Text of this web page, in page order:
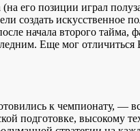
его позиции играл
искусственное
начала второго тайма,
Еще мог отличиться
к чемпионату, —
подготовке, высокому